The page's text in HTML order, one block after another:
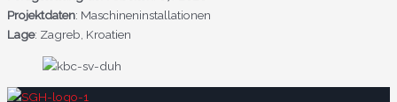
Projektdaten: Maschineninstallationen
Lage: Zagreb, Kroatien